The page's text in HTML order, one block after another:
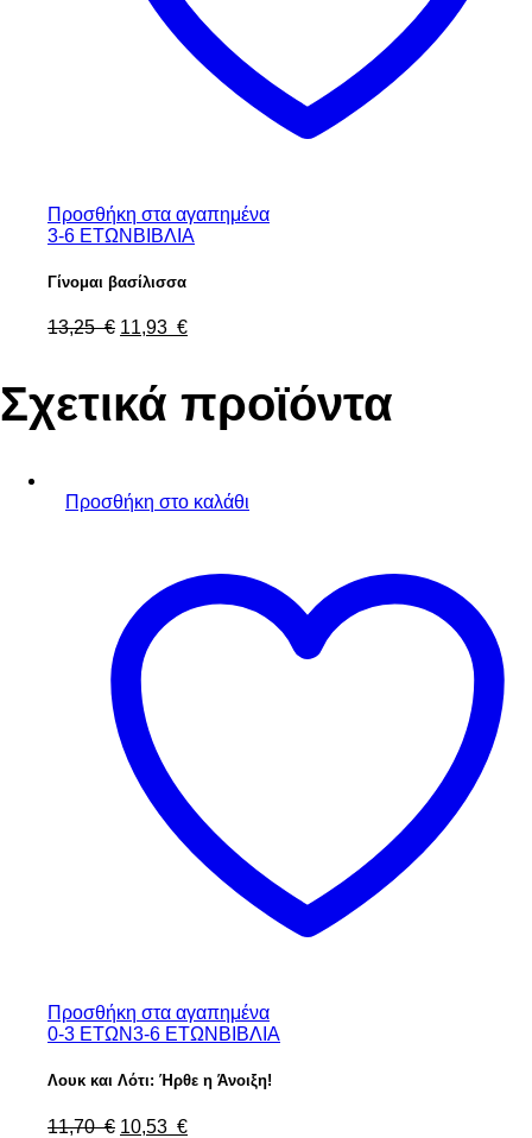
Προσθήκη στα αγαπημένα
3-6 ΕΤΩΝ ΒΙΒΛΙΑ
Γίνομαι βασίλισσα
13,25 € Original
13,25 €.
11,93 €Η
είναι:
11,93 €.
Σχετικά προϊόντα
Προσθήκη στο καλάθι
Προσθήκη στα αγαπημένα
0-3 ΕΤΩΝ3-6 ΕΤΩΝ ΒΙΒΛΙΑ
Λουκ και Λότι: Ήρθε η Άνοιξη!
11,70 € Original
10,53 €Η